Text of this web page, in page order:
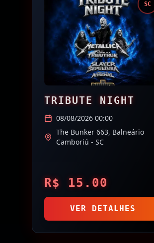
SC
TRIBUTE NIGHT
08/08/2026 00:00
The Bunker 663, Balneário
Camboriú - SC
R$ 15.00
VER DETALHES